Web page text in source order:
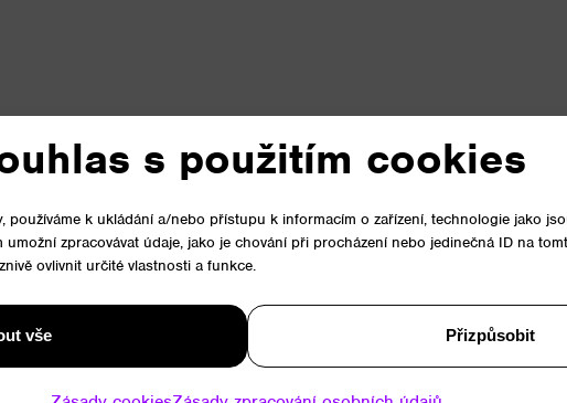
s použitím cookies
používáme k ukládání a/nebo přístupu k informacím o zařízení, technologie jako
zpracovávat údaje, jako je chování při procházení nebo jedinečná ID na
ovlivnit určité vlastnosti a funkce.
vše Přizpůsobit